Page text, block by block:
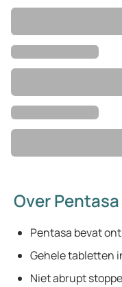
Over Pentasa
Pentasa bevat
Gehele tabletten
Niet abrupt